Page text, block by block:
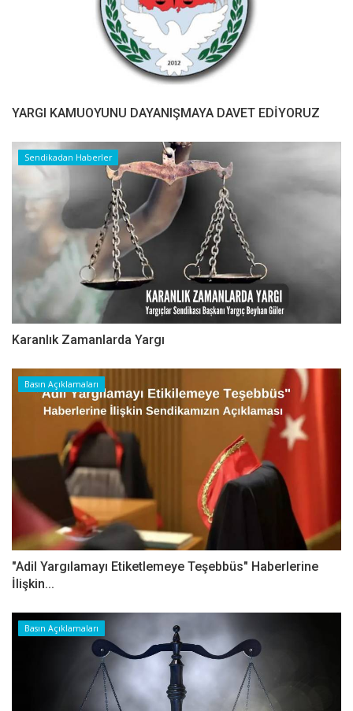
YARGI KAMUOYUNU DAYANIŞMAYA DAVET EDİYORUZ
Sendikadan Haberler
Karanlık Zamanlarda Yargı
Basın Açıklamaları
"Adil Yargılamayı Etiketlemeye Teşebbüs" Haberlerine
İlişkin...
Basın Açıklamaları